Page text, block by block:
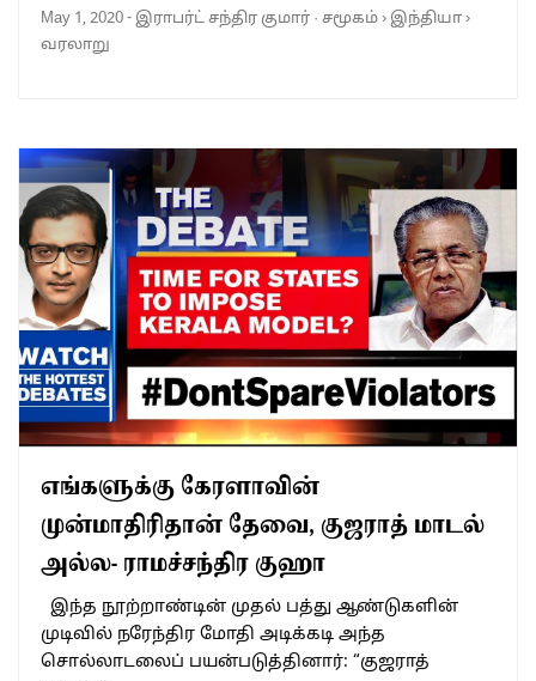
May 1, 2020- இராபர்ட் சந்திர குமார் · சமூகம்› இந்தியா›
வரலாறு
எங்களுக்கு கேரளாவின்
முன்மாதிரிதான் தேவை, குஜராத் மாடல்
அல்ல- ராமச்சந்திர குஹா
இந்த நூற்றாண்டின் முதல் பத்து ஆண்டுகளின்
முடிவில் நரேந்திர மோதி அடிக்கடி அந்த
சொல்லாடலைப் பயன்படுத்தினார்: “குஜராத்